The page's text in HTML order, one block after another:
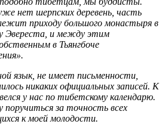
нет шерпских деревень, часть
приходу большого монастыря в
Эвереста, и между этим
в Тьянгбоче
язык, не имеет письменности,
никаких официальных записей. К
у нас по тибетскому календарю.
поручиться за точность всех
к моей молодости.